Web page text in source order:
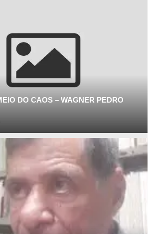
DO CAOS – WAGNER PEDRO